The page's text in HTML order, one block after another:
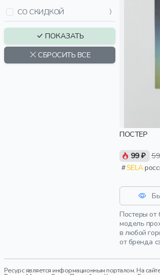
СО СКИДКОЙ
ПОКАЗАТЬ
СБРОСИТЬ ВСЕ
ПОСТЕР
99 ₽
SELA
Постеры от
модель
в любой
от бренда
Ресурс является информационным порталом. На